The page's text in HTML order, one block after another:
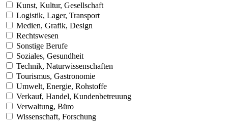
Kunst, Kultur, Gesellschaft
Logistik, Lager, Transport
Medien, Grafik, Design
Rechtswesen
Sonstige Berufe
Soziales, Gesundheit
Technik, Naturwissenschaften
Tourismus, Gastronomie
Umwelt, Energie, Rohstoffe
Verkauf, Handel, Kundenbetreuung
Verwaltung, Büro
Wissenschaft, Forschung